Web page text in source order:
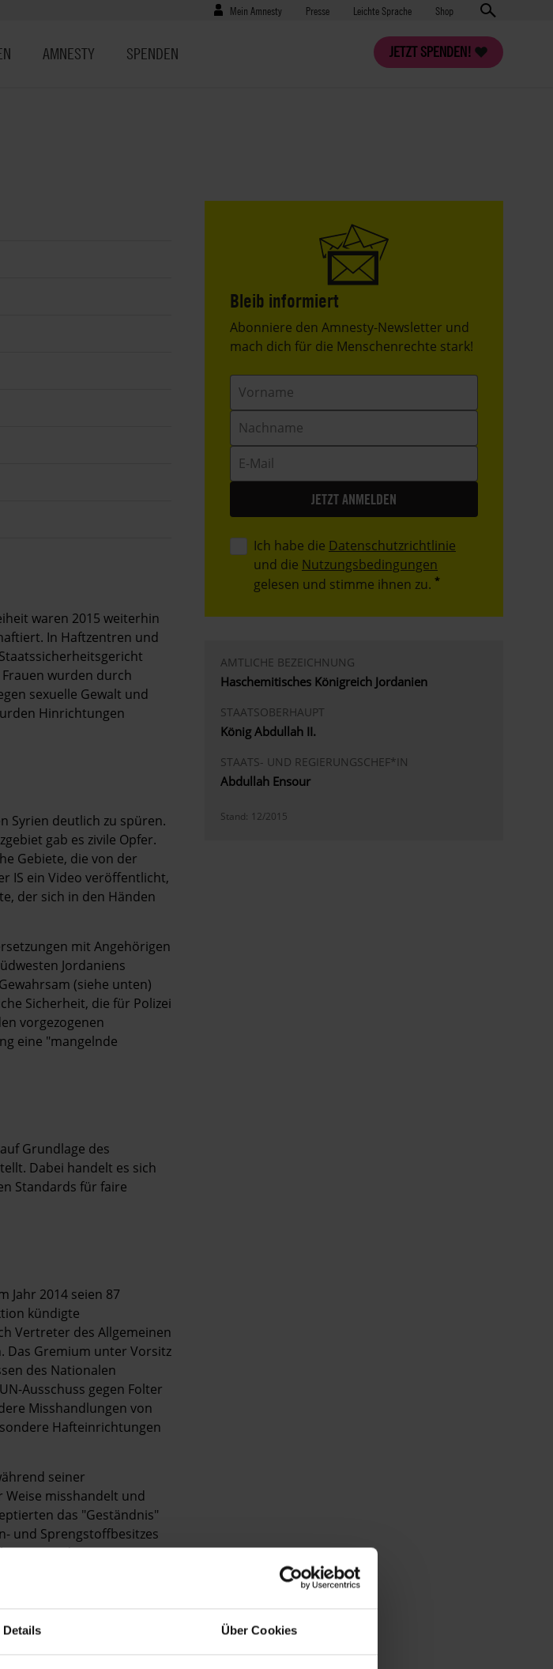
Details Über Cookies
Benutzermenü
Mein Amnesty Presse
Presse Leichte Sprache Shop
JETZT SPENDEN!
AMNESTY SPENDEN
waren 2015 weiterhin
In Haftzentren und
wurden durch
sexuelle Gewalt und
Hinrichtungen
Syrien deutlich zu spüren.
gab es zivile Opfer.
Gebiete, die von der
IS ein Video veröffentlicht,
der sich in den Händen
mit Angehörigen
Jordaniens
(siehe unten)
Sicherheit, die für Polizei
vorgezogenen
eine "mangelnde
Grundlage des
Dabei handelt es sich
Standards für faire
Jahr 2014 seien 87
kündigte
Vertreter des Allgemeinen
Das Gremium unter Vorsitz
des Nationalen
Ausschuss gegen Folter
Misshandlungen von
Hafteinrichtungen
seiner
misshandelt und
das "Geständnis"
und Sprengstoffbesitzes
das
angaben, vom
und drei Jahren.
Bleib informiert
Header
Text
Abonniere den Amnesty-Newsletter und
mach dich für die Menschenrechte stark!
Vorname
Nachname
E-
Mail
Ich habe die Datenschutzrichtlinie
und die Nutzungsbedingungen
gelesen und stimme ihnen zu.
AMTLICHE BEZEICHNUNG
Haschemitisches Königreich Jordanien
STAATSOBERHAUPT
König Abdullah II.
STAATS- UND REGIERUNGSCHEF*IN
Abdullah Ensour
Stand: 12/2015